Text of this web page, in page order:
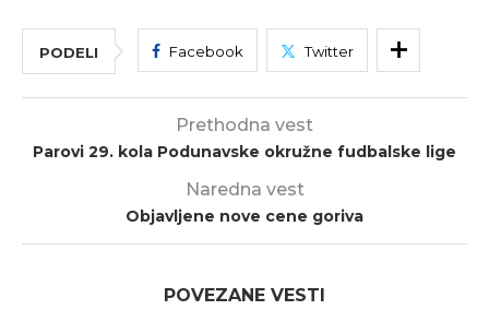
PODELI Facebook Twitter
Prethodna vest
Parovi 29. kola Podunavske okružne fudbalske lige
Naredna vest
Objavljene nove cene goriva
POVEZANE VESTI